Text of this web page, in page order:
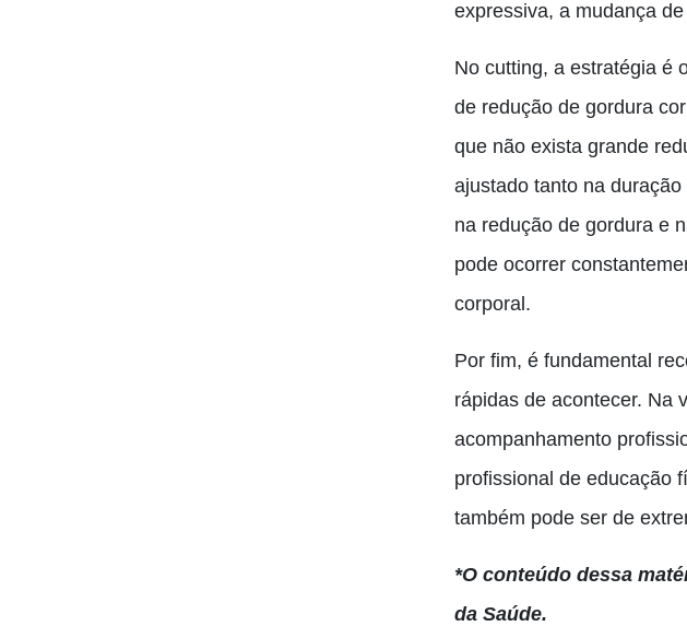
expressiva, a mudança
No cutting, a estratégia é
de redução de gordura
que não exista grande
ajustado tanto na
na redução de gordura e
pode ocorrer
corporal.
Por fim, é fundamental
rápidas de acontecer. Na
acompanhamento
profissional de educação
também pode ser de
*O conteúdo dessa
da Saúde.